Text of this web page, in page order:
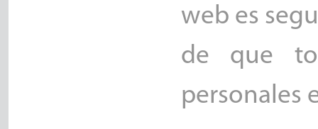
web es
de que
personales